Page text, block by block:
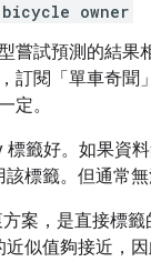
bicycle owner
嘗試預測的結果
訂閱「單車奇聞
定。
標籤好。如果資
標籤。但通常無
案，是直接標籤
似值夠接近，因